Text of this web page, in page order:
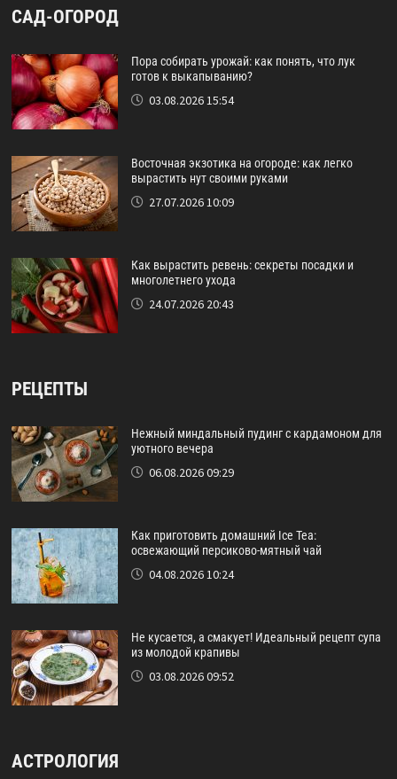
САД-ОГОРОД
Пора собирать урожай: как понять, что лук
готов к выкапыванию?
03.08.2026 15:54
Восточная экзотика на огороде: как легко
вырастить нут своими руками
27.07.2026 10:09
Как вырастить ревень: секреты посадки и
многолетнего ухода
24.07.2026 20:43
РЕЦЕПТЫ
Нежный миндальный пудинг с кардамоном для
уютного вечера
06.08.2026 09:29
Как приготовить домашний Ice Tea:
освежающий персиково-мятный чай
04.08.2026 10:24
Не кусается, а смакует! Идеальный рецепт супа
из молодой крапивы
03.08.2026 09:52
АСТРОЛОГИЯ